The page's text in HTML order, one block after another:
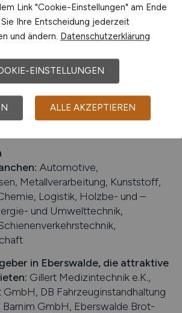
Flugplatz Eberswalde
Bernau, Breydin, Joachimsthal,
Hohenfinow, Chorin,
: Automotive,
Metallverarbeitung, Kunststoff,
Logistik, Holzbe- und –
und Umwelttechnik,
in Eberswalde, die attraktive
: Gillert Medizintechnik e.K.,
DB Fahrzeuginstandhaltung
Barnim GmbH, Eberswalde Brot-
Link "Cookie-Einstellungen" am Ende
Ihre Entscheidung jederzeit
und ändern. Datenschutzerklärung
EINSTELLUNGEN
ALLE AKZEPTIEREN